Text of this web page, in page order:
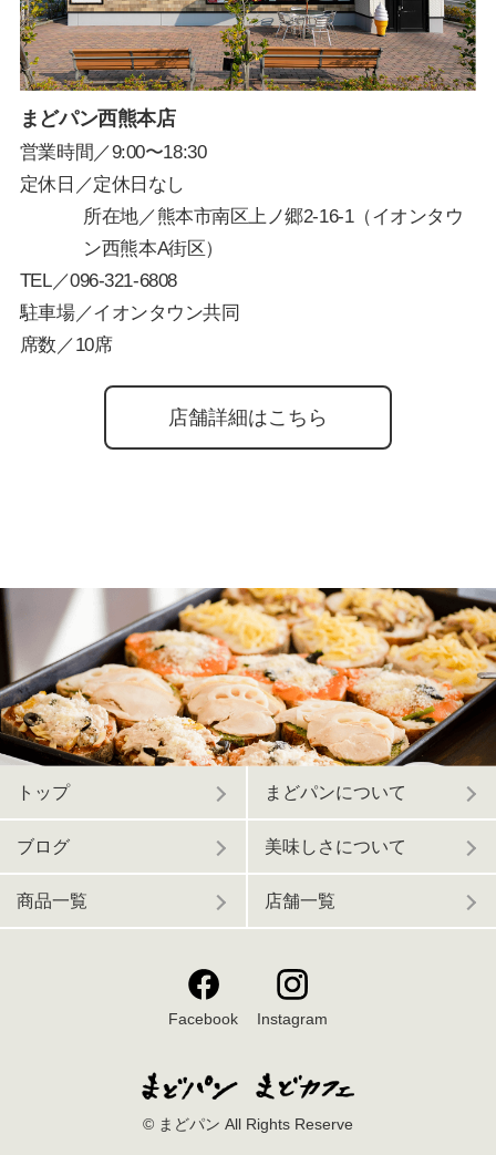
まどパン西熊本店
営業時間／9:00〜18:30
定休日／定休日なし
所在地／熊本市南区上ノ郷2-16-1（イオンタウ
ン西熊本A街区）
TEL／096-321-6808
駐車場／イオンタウン共同
席数／10席
店舗詳細はこちら
トップ まどパンについて
ブログ 美味しさについて
商品一覧 店舗一覧
© まどパン All Rights Reserve
Facebook Instagram